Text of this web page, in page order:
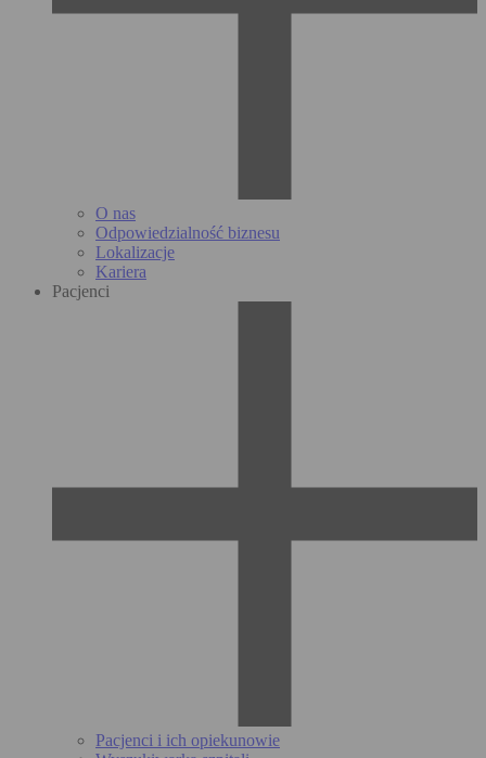
O nas
Odpowiedzialność biznesu
Lokalizacje
Kariera
Pacjenci
Pacjenci i ich opiekunowie